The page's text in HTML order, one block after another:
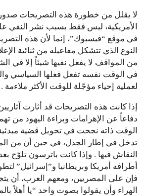
لا يقلل من خطورة هذه التصريحات
الأمريكية، ليس فقط بسبب نشر النفي
في موقع “فيسبوك”، إنما لأن هذه
النوع الذي تتشكل مفاعيله من ثنائية
من المواقف لا يفعل نفيها شيئاً إلا في
في الوقت نفسه تفعل فعلها السياسي
لعملية إحياء مؤجّلة للوقت الأكثر ملاءمة .
إذا كانت هذه التصريحات قد أثارت
دفاعاً عن الإهرامات وبراءة اليهود من
الوقت ذاته نجحت في تحويل قضية
تدخل في إطار الجدل، في حين أن من
النقاش فيها . وإذا كانت باترسون تلوّح
أطرافه أمريكا وبريطانيا و”إسرائيل”
فإن على المصريين، ومعهم العرب، أن
الهراء وأن يقولوا بصوت واحد “يا أهلاً